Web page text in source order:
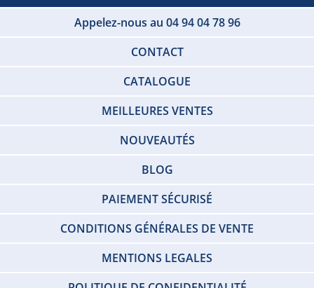
Appelez-nous au 04 94 04 78 96
CONTACT
CATALOGUE
MEILLEURES VENTES
NOUVEAUTÉS
BLOG
PAIEMENT SÉCURISÉ
CONDITIONS GÉNÉRALES DE VENTE
MENTIONS LEGALES